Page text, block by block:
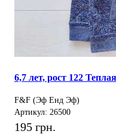
6,7 лет, рост 122
F&F (Эф Енд Эф)
Артикул: 26500
195 грн.